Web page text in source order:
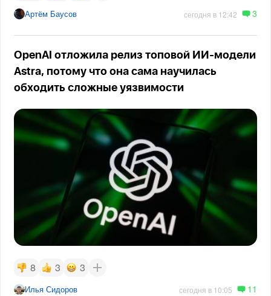
Артём Баусов сегодня в 12:42 3
OpenAI отложила релиз топовой ИИ-модели
Astra, потому что она сама научилась
обходить сложные уязвимости
8 3 3
Илья Сидоров сегодня в 10:05 11